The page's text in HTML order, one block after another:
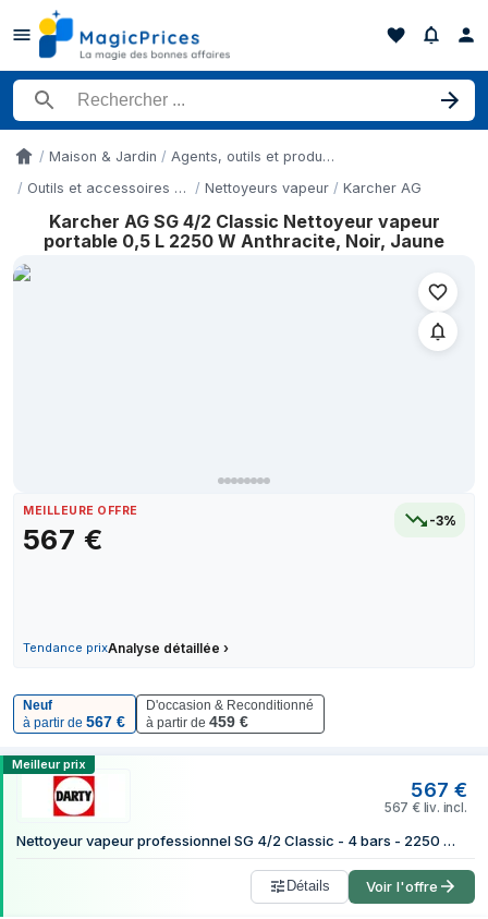
Rechercher un produit
AccueilMaison & Jardin
Agents, outils et produits nettoyants
Outils et accessoires de nettoyage
Nettoyeurs vapeur Karcher AG
Karcher AG SG 4/2 Classic Nettoyeur vapeur
portable 0,5 L 2250 W Anthracite, Noir, Jaune
MEILLEURE OFFRE
567 €
-3%
Tendance prixAnalyse détaillée ›
Historique des prix de Karcher AG SG 4/2 Classic Nettoyeur
Date
7 mai 2026
30 juin 2026
1 juillet 2026
28 juillet 2026
31 juillet 2026
1 août 2026
Neuf
à partir de 567 €
D'occasion & Reconditionné
à partir de 459 €
Comparer les prix de Karcher AG SG
Meilleur prix
567 €
567 € liv. incl.
Nettoyeur vapeur professionnel SG 4/2 Classic - 4 bars - 2250 W - temp max 145°C - réservoir 1.5l
Détails Voir l'offre